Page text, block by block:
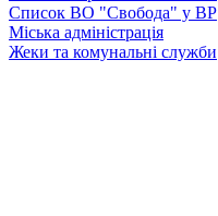
Список ВО "Свобода" у ВР
Міська адміністрація
Жеки та комунальні служби